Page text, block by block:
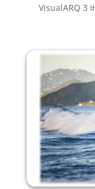
VisualARQ 3